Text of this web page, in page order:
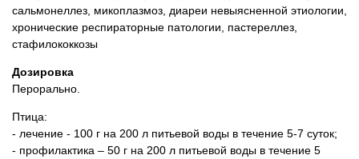
сальмонеллез, микоплазмоз, диареи невыясненной этиологии,
хронические респираторные патологии, пастереллез,
стафилококкозы
Дозировка
Перорально.
Птица:
- лечение - 100 г на 200 л питьевой воды в течение 5-7 суток;
- профилактика – 50 г на 200 л питьевой воды в течение 5